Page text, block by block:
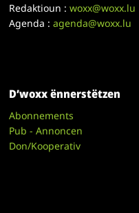
Redaktioun :woxx@woxx.lu
Agenda :agenda@woxx.lu
D’woxx ënnerstëtzen
Abonnements
Pub - Annoncen
Don/Kooperativ